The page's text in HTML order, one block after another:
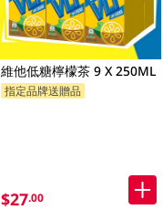
維他低糖檸檬茶 9 X 250ML
指定品牌送贈品
$27.00